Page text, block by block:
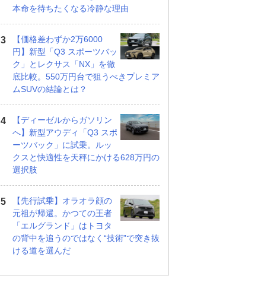
本命を待ちたくなる冷静な理由
【価格差わずか2万6000
円】新型「Q3 スポーツバッ
ク」とレクサス「NX」を徹
底比較。550万円台で狙うべきプレミア
ムSUVの結論とは？
【ディーゼルからガソリン
へ】新型アウディ「Q3 スポ
ーツバック」に試乗。ルッ
クスと快適性を天秤にかける628万円の
選択肢
【先行試乗】オラオラ顔の
元祖が帰還。かつての王者
「エルグランド」はトヨタ
の背中を追うのではなく“技術”で突き抜
ける道を選んだ